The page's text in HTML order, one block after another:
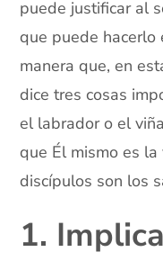
puede justificar al
que puede hacerlo
manera que, en
dice tres cosas
el labrador o el
que Él mismo es
discípulos son los
1.